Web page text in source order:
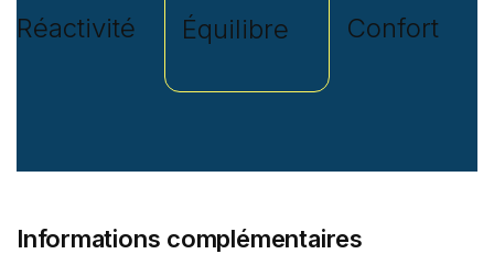
Réactivité Équilibre Confort
Informations complémentaires